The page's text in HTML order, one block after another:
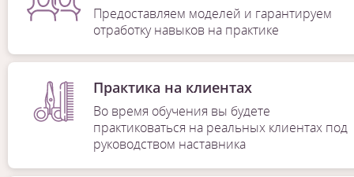
Предоставляем моделей и гарантируем
отработку навыков на практике
Практика на клиентах
Во время обучения вы будете
практиковаться на реальных клиентах под
руководством наставника